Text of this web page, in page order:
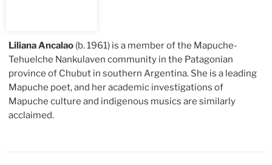
Liliana Ancalao (b. 1961) is a member of the Mapuche-
Tehuelche Nankulaven community in the Patagonian
province of Chubut in southern Argentina. She is a leading
Mapuche poet, and her academic investigations of
Mapuche culture and indigenous musics are similarly
acclaimed.